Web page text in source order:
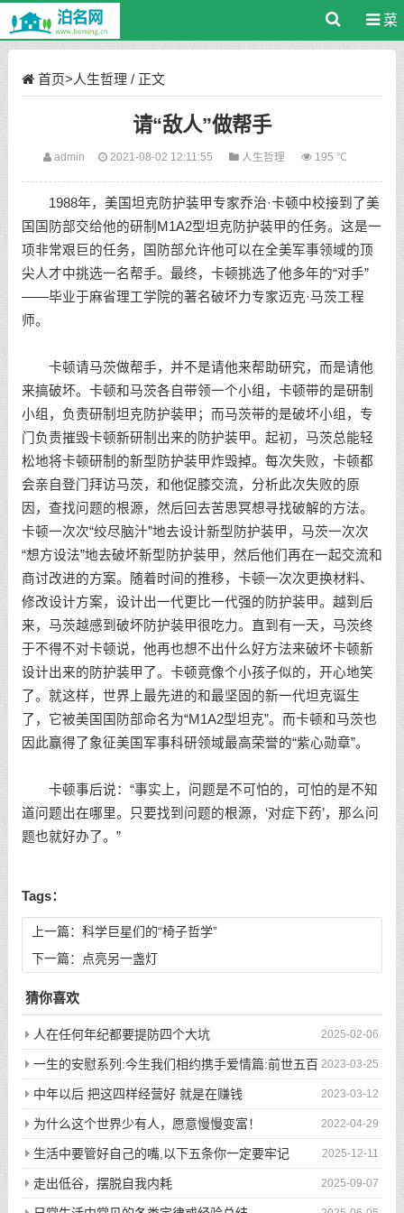
菜
首页>人生哲理 / 正文
请“敌人”做帮手
admin 2021-08-02 12:11:55 人生哲理 195 ℃
1988年，美国坦克防护装甲专家乔治·卡顿中校接到了美
国国防部交给他的研制M1A2型坦克防护装甲的任务。这是一
项非常艰巨的任务，国防部允许他可以在全美军事领域的顶
尖人才中挑选一名帮手。最终，卡顿挑选了他多年的“对手”
——毕业于麻省理工学院的著名破坏力专家迈克·马茨工程
师。
卡顿请马茨做帮手，并不是请他来帮助研究，而是请他
来搞破坏。卡顿和马茨各自带领一个小组，卡顿带的是研制
小组，负责研制坦克防护装甲；而马茨带的是破坏小组，专
门负责摧毁卡顿新研制出来的防护装甲。起初，马茨总能轻
松地将卡顿研制的新型防护装甲炸毁掉。每次失败，卡顿都
会亲自登门拜访马茨，和他促膝交流，分析此次失败的原
因，查找问题的根源，然后回去苦思冥想寻找破解的方法。
卡顿一次次“绞尽脑汁”地去设计新型防护装甲，马茨一次次
“想方设法”地去破坏新型防护装甲，然后他们再在一起交流和
商讨改进的方案。随着时间的推移，卡顿一次次更换材料、
修改设计方案，设计出一代更比一代强的防护装甲。越到后
来，马茨越感到破坏防护装甲很吃力。直到有一天，马茨终
于不得不对卡顿说，他再也想不出什么好方法来破坏卡顿新
设计出来的防护装甲了。卡顿竟像个小孩子似的，开心地笑
了。就这样，世界上最先进的和最坚固的新一代坦克诞生
了，它被美国国防部命名为“M1A2型坦克”。而卡顿和马茨也
因此赢得了象征美国军事科研领域最高荣誉的“紫心勋章”。
卡顿事后说：“事实上，问题是不可怕的，可怕的是不知
道问题出在哪里。只要找到问题的根源，‘对症下药’，那么问
题也就好办了。”
Tags：
上一篇： 科学巨星们的“椅子哲学”
下一篇：
点亮另一盏灯
猜你喜欢
2025-02-06
人在任何年纪都要提防四个大坑
2023-03-25
一生的安慰系列:今生我们相约携手爱情篇:前世五百
次的回眸才换来今生的相遇
2023-03-12
中年以后 把这四样经营好 就是在赚钱
2022-04-29
为什么这个世界少有人，愿意慢慢变富！
2025-12-11
生活中要管好自己的嘴,以下五条你一定要牢记
2025-09-07
走出低谷，摆脱自我内耗